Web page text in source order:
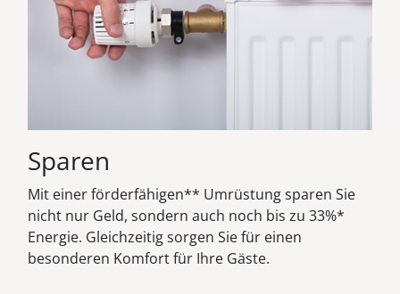
Sparen
Mit einer förderfähigen** Umrüstung sparen Sie
nicht nur Geld, sondern auch noch bis zu 33%*
Energie. Gleichzeitig sorgen Sie für einen
besonderen Komfort für Ihre Gäste.